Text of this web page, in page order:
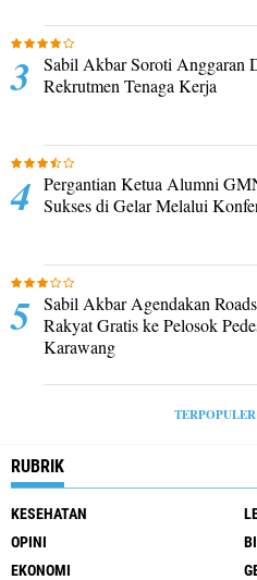
Sabil Akbar Soroti Anggaran
Rekrutmen Tenaga Kerja
Pergantian Ketua Alumni
Sukses di Gelar Melalui
Sabil Akbar Agendakan
Rakyat Gratis ke Pelosok
Karawang
RUBRIK
KESEHATAN
OPINI
EKONOMI